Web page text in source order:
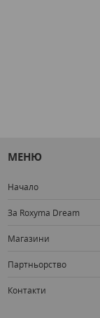
МЕНЮ
Начало
За Roxyma Dream
Магазини
Партньорство
Контакти